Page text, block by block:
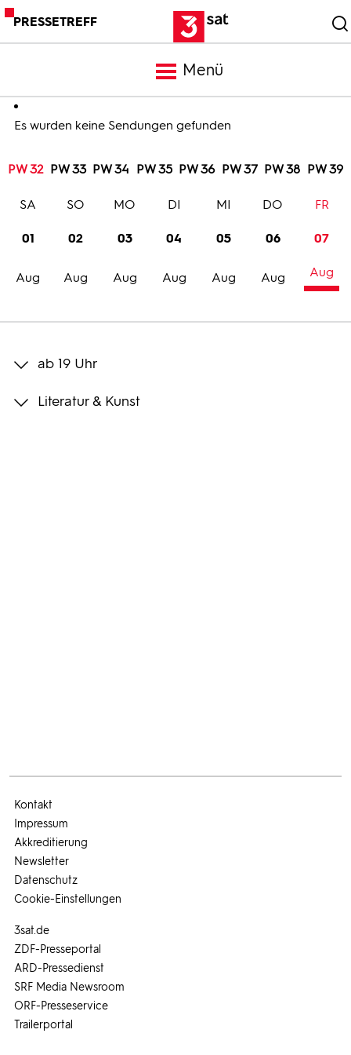
PRESSETREFF
Menü
Meldungen
Programm
Trailer
Bilder
Es wurden keine Sendungen gefunden
PW 32 PW 33 PW 34 PW 35 PW 36 PW 37 PW 38 PW 39
01
Aug
SA
02
Aug
SO
03
Aug
MO
04
Aug
DI
05
Aug
MI
06
Aug
DO
07
Aug
FR
ab 19 Uhr
Literatur & Kunst
3sat.de
ZDF-Presseportal
ARD-Pressedienst
SRF Media Newsroom
ORF-Presseservice
Trailerportal
Kontakt
Impressum
Akkreditierung
Newsletter
Datenschutz
Cookie-Einstellungen